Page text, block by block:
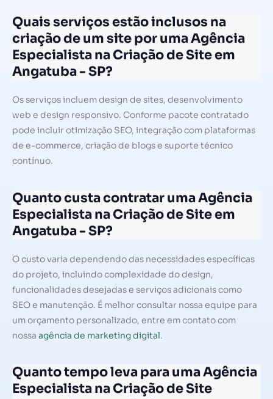
Quais serviços estão inclusos na
criação de um site por uma Agência
Especialista na Criação de Site em
Angatuba - SP?
Os serviços incluem design de sites, desenvolvimento
web e design responsivo. Conforme pacote contratado
pode incluir otimização SEO, integração com plataformas
de e-commerce, criação de blogs e suporte técnico
contínuo.
Quanto custa contratar uma Agência
Especialista na Criação de Site em
Angatuba - SP?
O custo varia dependendo das necessidades específicas
do projeto, incluindo complexidade do design,
funcionalidades desejadas e serviços adicionais como
SEO e manutenção. É melhor consultar nossa equipe para
um orçamento personalizado, entre em contato com
nossa agência de marketing digital.
Quanto tempo leva para uma Agência
Especialista na Criação de Site